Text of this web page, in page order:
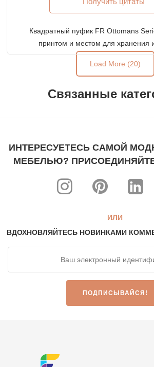
Квадратный пуфик FR Ottomans
принтом и местом для хранения
Load More (20)
Связанные
ИНТЕРЕСУЕТЕСЬ САМОЙ
МЕБЕЛЬЮ?
ИЛИ
ВДОХНОВЛЯЙТЕСЬ НОВИНКАМИ